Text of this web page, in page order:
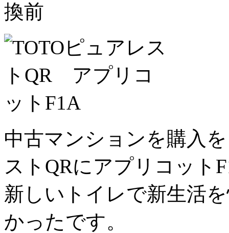
中古マンションを購入
ストQRにアプリコット
新しいトイレで新生活
かったです。